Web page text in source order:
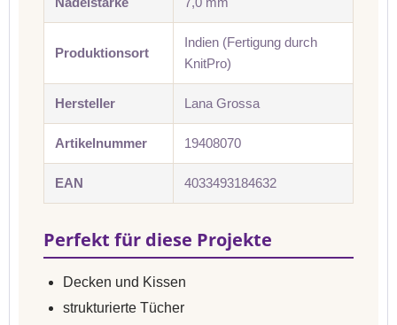
Produktionsort
Indien (Fertigung durch
KnitPro)
Hersteller Lana Grossa
Artikelnummer 19408070
EAN 4033493184632
Perfekt für diese Projekte
Decken und Kissen
strukturierte Tücher